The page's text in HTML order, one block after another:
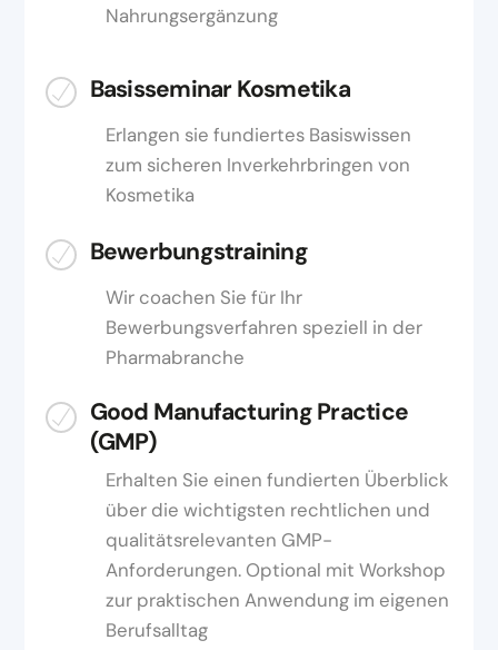
Nahrungsergänzung
Basisseminar Kosmetika
Erlangen sie fundiertes Basiswissen
zum sicheren Inverkehrbringen von
Kosmetika
Bewerbungstraining
Wir coachen Sie für Ihr
Bewerbungsverfahren speziell in der
Pharmabranche
Good Manufacturing Practice
(GMP)
Erhalten Sie einen fundierten Überblick
über die wichtigsten rechtlichen und
qualitätsrelevanten GMP-
Anforderungen. Optional mit Workshop
zur praktischen Anwendung im eigenen
Berufsalltag